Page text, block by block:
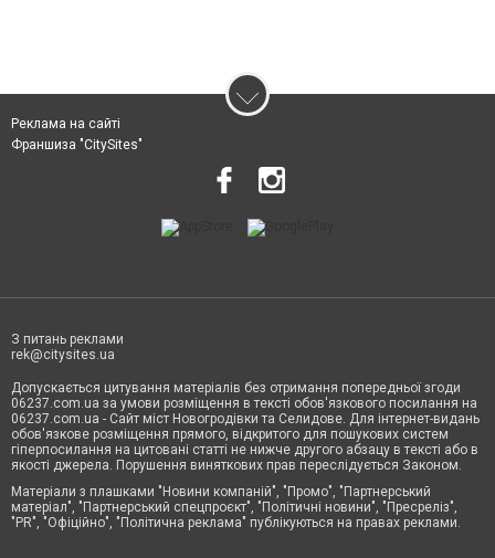
Реклама на сайті
Франшиза "CitySites"
З питань реклами
rek@citysites.ua
Допускається цитування матеріалів без отримання попередньої згоди
06237.com.ua за умови розміщення в тексті обов'язкового посилання на
06237.com.ua - Сайт міст Новогродівки та Селидове. Для інтернет-видань
обов'язкове розміщення прямого, відкритого для пошукових систем
гіперпосилання на цитовані статті не нижче другого абзацу в тексті або в
якості джерела. Порушення виняткових прав переслідується Законом.
Матеріали з плашками "Новини компаній", "Промо", "Партнерський
матеріал", "Партнерський спецпроєкт", "Політичні новини", "Пресреліз",
"PR", "Офіційно", "Політична реклама" публікуються на правах реклами.